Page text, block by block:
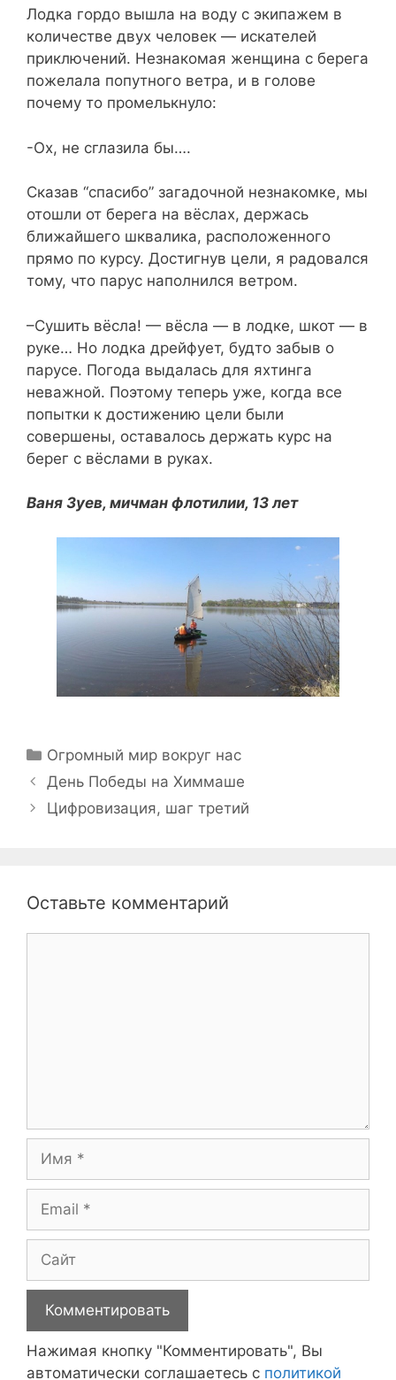
Лодка гордо вышла на воду с экипажем в
количестве двух человек — искателей
приключений. Незнакомая женщина с берега
пожелала попутного ветра, и в голове
почему то промелькнуло:
-Ох, не сглазила бы….
Сказав “спасибо” загадочной незнакомке, мы
отошли от берега на вёслах, держась
ближайшего шквалика, расположенного
прямо по курсу. Достигнув цели, я радовался
тому, что парус наполнился ветром.
–Сушить вёсла! — вёсла — в лодке, шкот — в
руке… Но лодка дрейфует, будто забыв о
парусе. Погода выдалась для яхтинга
неважной. Поэтому теперь уже, когда все
попытки к достижению цели были
совершены, оставалось держать курс на
берег с вёслами в руках.
Ваня Зуев, мичман флотилии, 13 лет
Рубрики
Огромный мир вокруг нас
Навигация
записи
День Победы на Химмаше
Цифровизация, шаг третий
Оставьте комментарий
Нажимая кнопку "Комментировать", Вы
автоматически соглашаетесь с политикой